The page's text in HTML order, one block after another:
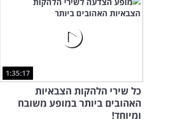
1:35:17
כל שירי הלהקות הצבאיות
האהובים ביותר במופע משובח
ומיוחד!